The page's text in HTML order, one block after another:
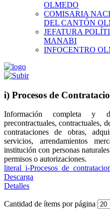
OLMEDO
COMISARIA
DEL CANTÓN
JEFATURA
MANABI
INFOCENTRO
i) Procesos de
Información completa y
precontractuales, contractuales,
contrataciones de obras,
servicios, arrendamientos
institución con personas
permisos o autorizaciones.
literal_i-
Descarga
Detalles
Cantidad de ítems por página